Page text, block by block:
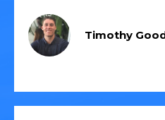
Timothy